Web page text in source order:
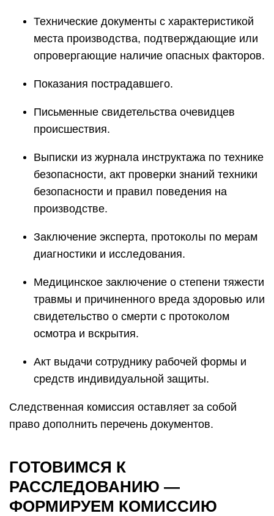
Технические документы с характеристикой
места производства, подтверждающие или
опровергающие наличие опасных факторов.
Показания пострадавшего.
Письменные свидетельства очевидцев
происшествия.
Выписки из журнала инструктажа по технике
безопасности, акт проверки знаний техники
безопасности и правил поведения на
производстве.
Заключение эксперта, протоколы по мерам
диагностики и исследования.
Медицинское заключение о степени тяжести
травмы и причиненного вреда здоровью или
свидетельство о смерти с протоколом
осмотра и вскрытия.
Акт выдачи сотруднику рабочей формы и
средств индивидуальной защиты.
Следственная комиссия оставляет за собой
право дополнить перечень документов.
ГОТОВИМСЯ К
РАССЛЕДОВАНИЮ —
ФОРМИРУЕМ КОМИССИЮ